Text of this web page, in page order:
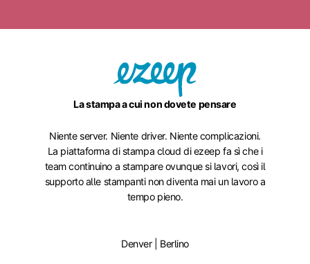
La stampa a cui non dovete pensare
Niente server. Niente driver. Niente complicazioni.
La piattaforma di stampa cloud di ezeep fa sì che i
team continuino a stampare ovunque si lavori, così il
supporto alle stampanti non diventa mai un lavoro a
tempo pieno.
Denver | Berlino